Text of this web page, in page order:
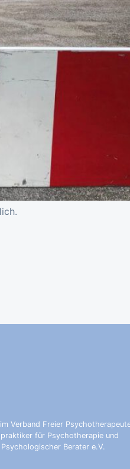
Verband Freier
für Psychotherapie und
Psychologischer Berater e.V.